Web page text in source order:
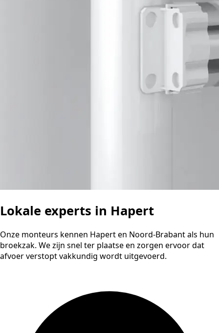
Lokale experts in Hapert
Onze monteurs kennen Hapert en Noord-Brabant als hun
broekzak. We zijn snel ter plaatse en zorgen ervoor dat
afvoer verstopt vakkundig wordt uitgevoerd.